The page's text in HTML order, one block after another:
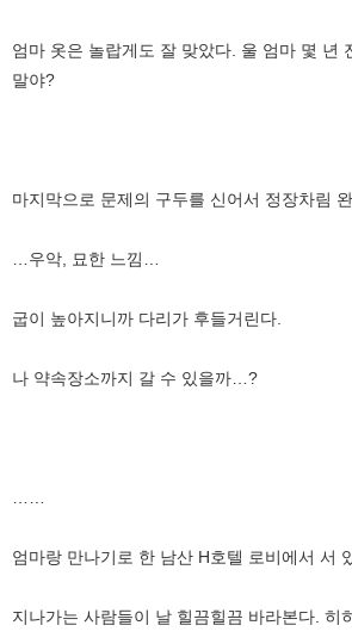
엄마 옷은 놀랍게도 잘 맞았다. 울 엄마 몇 년
말야?
마지막으로 문제의 구두를 신어서 정장차림
…우악, 묘한 느낌…
굽이 높아지니까 다리가 후들거린다.
나 약속장소까지 갈 수 있을까…?
엄마랑 만나기로 한 남산 H호텔 로비에서 서
지나가는 사람들이 날 힐끔힐끔 바라본다. 히